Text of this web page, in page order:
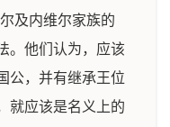
及内维尔家族的
。他们认为，应该
公，并有继承王位
就应该是名义上的